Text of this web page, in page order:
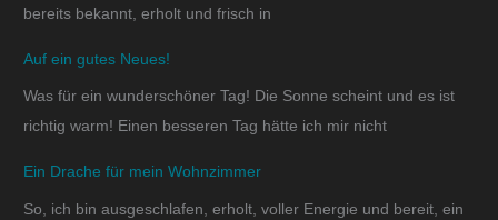
bereits bekannt, erholt und frisch in
Auf ein gutes Neues!
Was für ein wunderschöner Tag! Die Sonne scheint und es ist
richtig warm! Einen besseren Tag hätte ich mir nicht
Ein Drache für mein Wohnzimmer
So, ich bin ausgeschlafen, erholt, voller Energie und bereit, ein